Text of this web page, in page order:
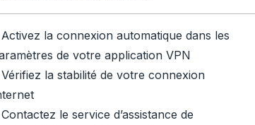
Activez la connexion automatique dans les
de votre application VPN
Vérifiez la stabilité de votre connexion
Contactez le service d’assistance de